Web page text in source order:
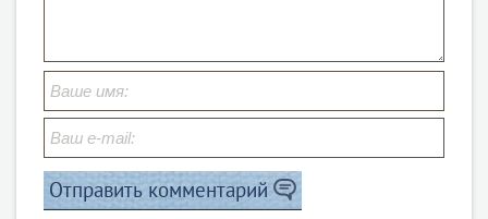
Отправить комментарий